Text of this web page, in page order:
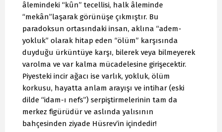
âlemindeki “kûn” tecellisi, halk âleminde
“mekân”laşarak görünüşe çıkmıştır. Bu
paradoksun ortasındaki insan, aklına “adem-
yokluk” olarak hitap eden “ölüm” karşısında
duyduğu ürküntüye karşı, bilerek veya bilmeyerek
varolma ve var kalma mücadelesine girişecektir.
Piyesteki incir ağacı ise varlık, yokluk, ölüm
korkusu, hayatta anlam arayışı ve intihar (eski
dilde “idam-ı nefs”) serpiştirmelerinin tam da
merkez figürüdür ve aslında yalısının
bahçesinden ziyade Hüsrev’in içindedir!